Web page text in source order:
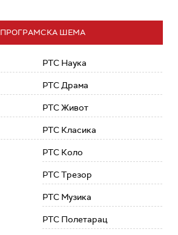
ПРОГРАМСКА ШЕМА
РТС Наука
РТС Драма
РТС Живот
РТС Класика
РТС Коло
РТС Трезор
РТС Музика
РТС Полетарац